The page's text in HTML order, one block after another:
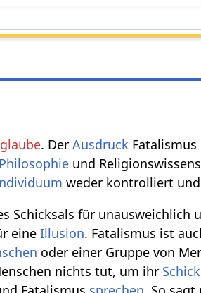
. DerAusdruck
Philosophie und
weder kontrolliert
Schicksals für unausweichlich
eineIllusion. Fatalismus ist
oder einer Gruppe von
nichts tut, um ihr